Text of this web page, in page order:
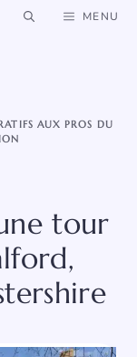
MENU
AUX PROS DU
tour